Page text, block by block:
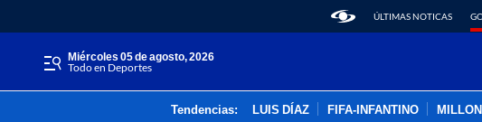
ÚLTIMAS NOTICAS
miércoles 05 de agosto, 2026
Todo en Deportes
Tendencias: LUIS DÍAZ FIFA-INFANTINO